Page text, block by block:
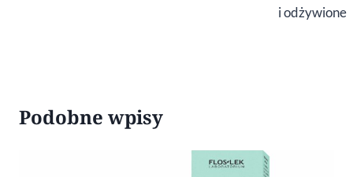
i odżywione
Podobne wpisy